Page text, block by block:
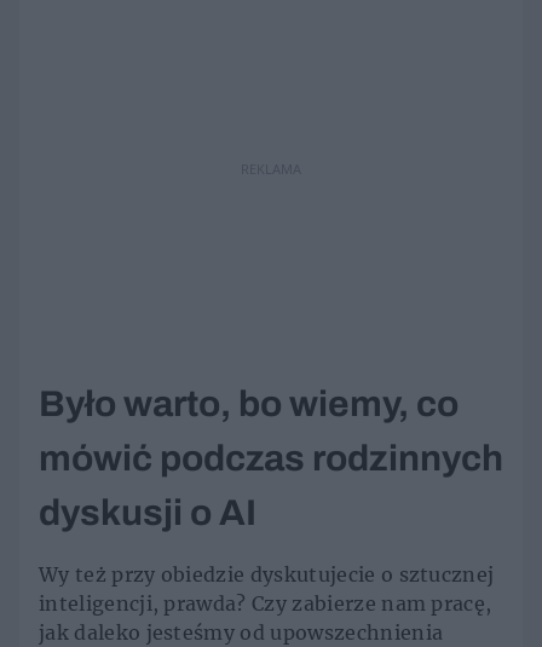
REKLAMA
Było warto, bo wiemy, co
mówić podczas rodzinnych
dyskusji o AI
Wy też przy obiedzie dyskutujecie o sztucznej
inteligencji, prawda? Czy zabierze nam pracę,
jak daleko jesteśmy od upowszechnienia